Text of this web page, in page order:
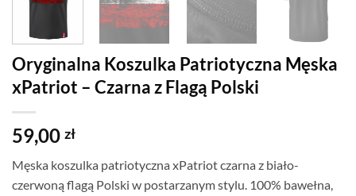
Oryginalna Koszulka Patriotyczna Męska
xPatriot – Czarna z Flagą Polski
59,00 zł
Męska koszulka patriotyczna xPatriot czarna z biało-
czerwoną flagą Polski w postarzanym stylu. 100% bawełna,